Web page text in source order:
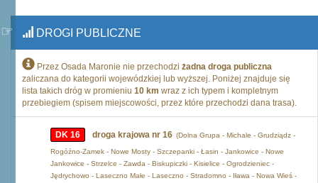
DROGI PUBLICZNE
Przez Osada Maronie nie przechodzi żadna droga publiczna
zaliczana do kategorii wojewódzkiej lub wyższej. Poniżej znajduje się
lista takich dróg w promieniu 10 km wraz z ich typem i kompletnym
przebiegiem (spisem miejscowości, przez które przechodzi dana trasa).
DK 16 droga krajowa nr 16 (Dolna Grupa - Michale - Grudziądz -
Rogóźno-Zamek - Nowe Mosty - Szczepanki - Łasin - Jankowice - Nowe
Jankowice - Strzelce - Zawda - Biskupiczki - Kisielice - Ogrodzieniec -
Jędrychowo - Laseczno Małe - Laseczno - Stradomno - Iława - Nowa Wieś -